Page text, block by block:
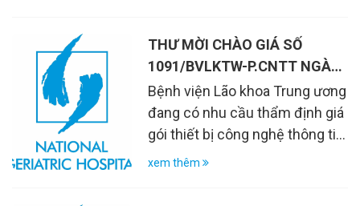
dịch vụ quan trắc môi trường
năm 2026
THƯ MỜI CHÀO GIÁ SỐ
1091/BVLKTW-P.CNTT NGÀY
16/7/2026
Bệnh viện Lão khoa Trung ương
đang có nhu cầu thẩm định giá
gói thiết bị công nghệ thông tin
làm cơ sở phê duyệt dự toán
xem thêm